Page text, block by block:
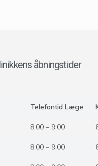
åbningstider
Telefontid Læge
8.00 – 9.00
8.00 – 9.00